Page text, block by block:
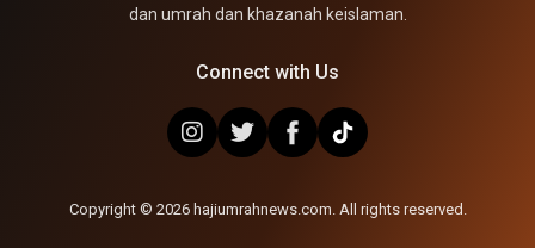
dan umrah dan khazanah keislaman.
Connect with Us
Copyright © 2026 hajiumrahnews.com. All rights reserved.